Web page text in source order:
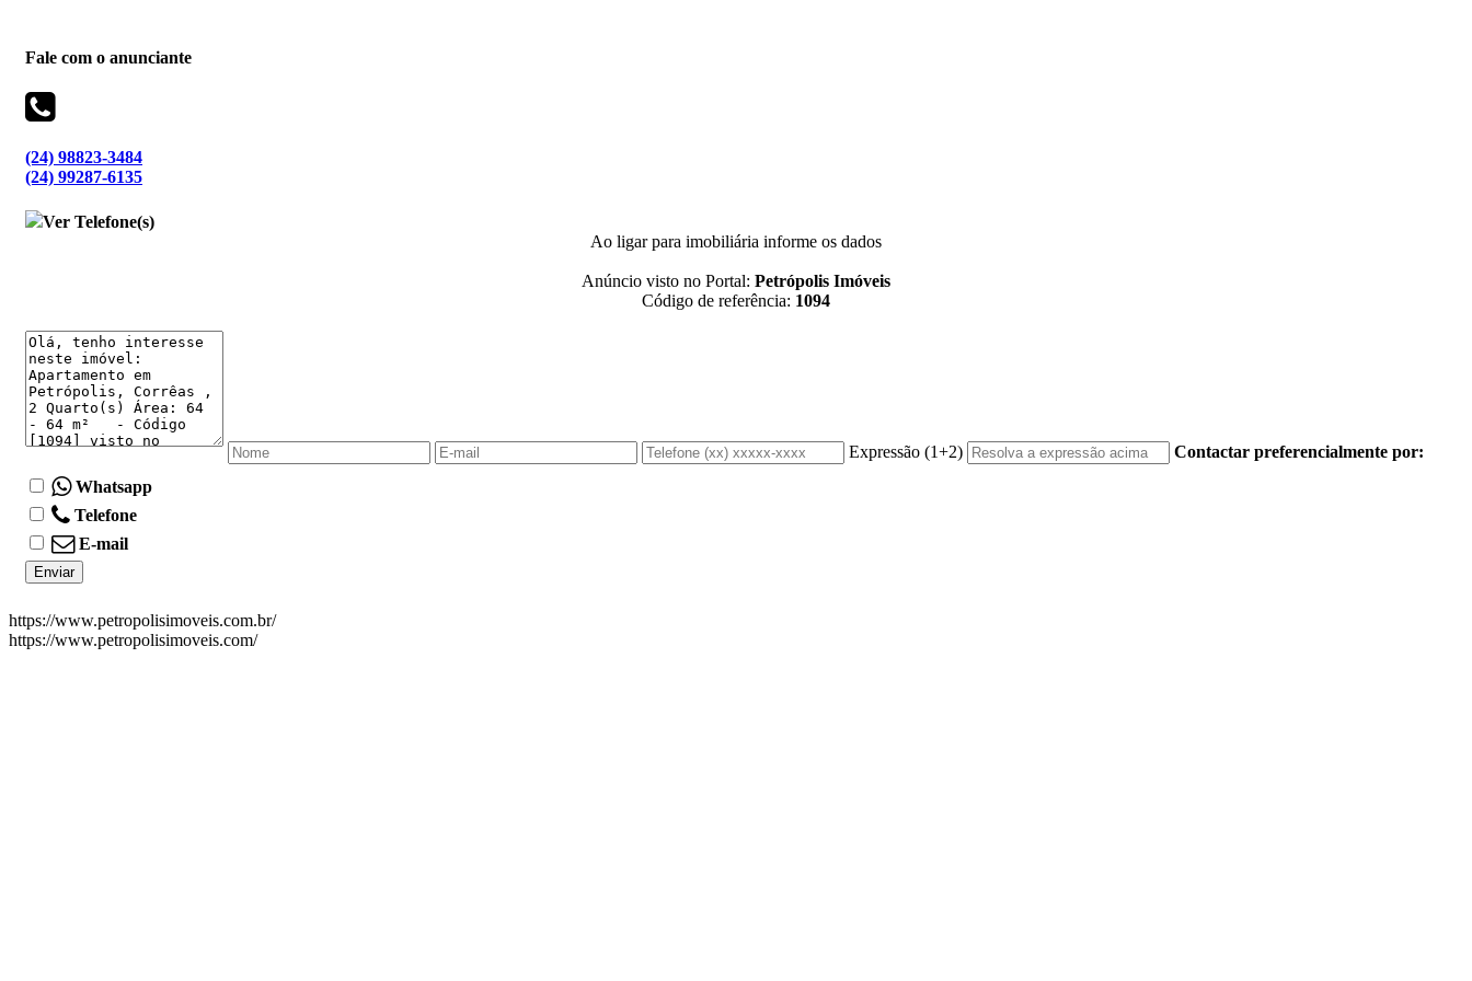
Fale com o anunciante
(24) 98823-3484
(24) 99287-6135
Ver Telefone(s)
Ao ligar para imobiliária informe os dados
Anúncio visto no Portal: Petrópolis Imóveis
Código de referência: 1094
Expressão (1+2)
Contactar preferencialmente por:
Whatsapp
Telefone
E-mail
https://www.petropolisimoveis.com.br/
https://www.petropolisimoveis.com/